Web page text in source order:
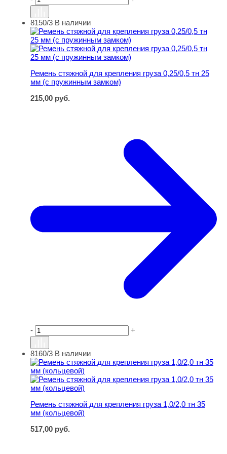
Ремень стяжной для крепления груза 0,25/0,5 тн 25
8150/3 В наличии
Ремень стяжной для крепления груза 0,25/0,5 тн 25
мм (с пружинным замком)
215,00 руб.
- +
Ремень стяжной для крепления груза 1,0/2,0 тн 35 мм
8160/3 В наличии
Ремень стяжной для крепления груза 1,0/2,0 тн 35
мм (кольцевой)
517,00 руб.